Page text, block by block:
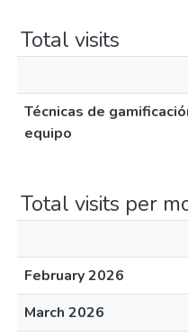
Total visits
Técnicas de
equipo
Total visits per
February 2026
March 2026